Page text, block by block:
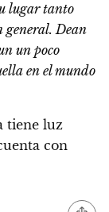
lugar tanto
general. Dean
un poco
en el mundo
tiene luz
con